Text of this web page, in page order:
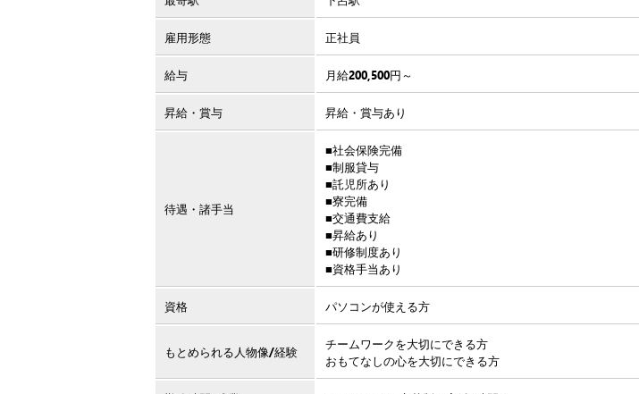
雇用形態 正社員
給与 月給200,500円～
昇給・賞与 昇給・賞与あり
待遇・諸手当
■社会保険完備
■制服貸与
■託児所あり
■寮完備
■交通費支給
■昇給あり
■研修制度あり
■資格手当あり
資格 パソコンが使える方
もとめられる人物像/経験
チームワークを大切にできる方
おもてなしの心を大切にできる方